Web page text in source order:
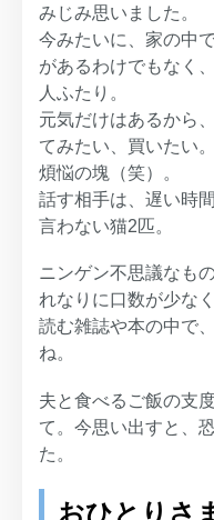
みじみ思いました。
今みたいに、家の中
があるわけでもなく
人ふたり。
元気だけはあるから
てみたい、買いたい。
煩悩の塊（笑）。
話す相手は、遅い時
言わない猫2匹。
ニンゲン不思議なも
れなりに口数が少な
読む雑誌や本の中で
ね。
夫と食べるご飯の支
て。今思い出すと、
た。
おひとりさ